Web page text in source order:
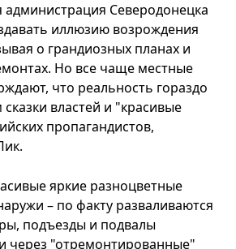
администрация Северодонецка
иллюзию возрождения
о грандиозных планах и
Но все чаще местные
что реальность гораздо
властей и "красивые
пропагандистов,
яркие разноцветные
– по факту разваливаются
подъезды и подвалы
через "отремонтированные"